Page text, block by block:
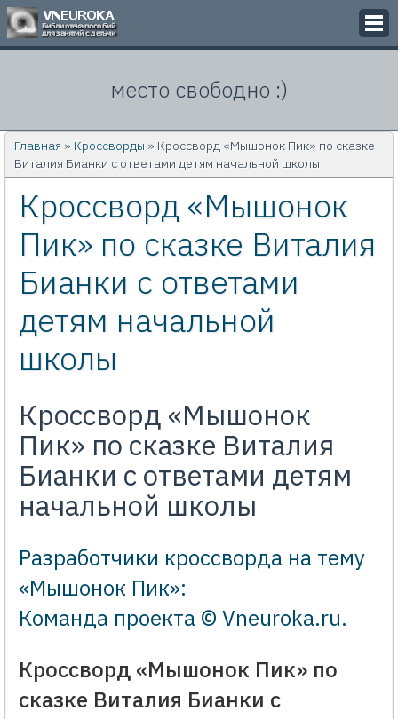
Кроссворды
Презентации
Задачи
Картинки
Контакты
место свободно :)
Главная » Кроссворды » Кроссворд «Мышонок Пик» по сказке
Виталия Бианки с ответами детям начальной школы
Кроссворд «Мышонок
Пик» по сказке Виталия
Бианки с ответами
детям начальной
школы
Кроссворд «Мышонок
Пик» по сказке Виталия
Бианки с ответами детям
начальной школы
Разработчики кроссворда на тему
«Мышонок Пик»:
Команда проекта © Vneuroka.ru.
Кроссворд «Мышонок Пик» по
сказке Виталия Бианки с